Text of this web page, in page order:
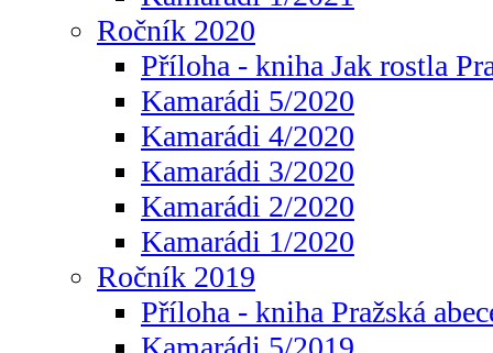
Ročník 2020
Příloha - kniha Jak rostla
Kamarádi 5/2020
Kamarádi 4/2020
Kamarádi 3/2020
Kamarádi 2/2020
Kamarádi 1/2020
Ročník 2019
Příloha - kniha Pražská